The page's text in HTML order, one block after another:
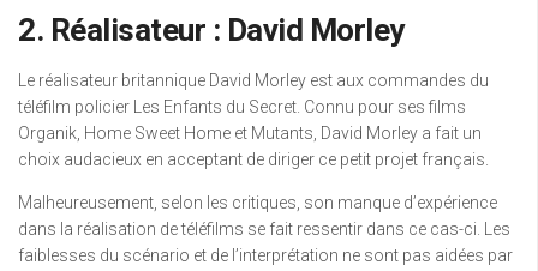
2. Réalisateur : David Morley
Le réalisateur britannique David Morley est aux commandes du
téléfilm policier Les Enfants du Secret. Connu pour ses films
Organik, Home Sweet Home et Mutants, David Morley a fait un
choix audacieux en acceptant de diriger ce petit projet français.
Malheureusement, selon les critiques, son manque d’expérience
dans la réalisation de téléfilms se fait ressentir dans ce cas-ci. Les
faiblesses du scénario et de l’interprétation ne sont pas aidées par